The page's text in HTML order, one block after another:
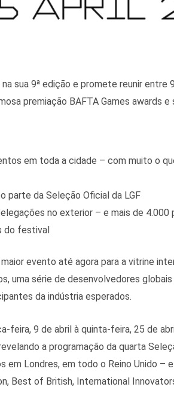
sua 9ª edição e promete reunir entre
premiação BAFTA Games awards e
em toda a cidade – com muito o
parte da Seleção Oficial da LGF
no exterior – e mais de 4.000
do festival
evento até agora para a vitrine
uma série de desenvolvedores
da indústria esperados.
9 de abril à quinta-feira, 25 de
a programação da quarta
Londres, em todo o Reino Unido –
Best of British, International